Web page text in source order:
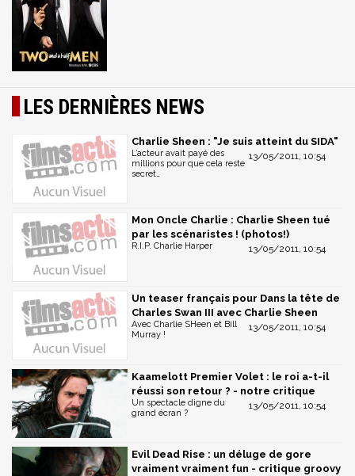
LES DERNIÈRES NEWS
Charlie Sheen : "Je suis atteint du SIDA"
13/05/2011, 10:54
L’acteur avait payé des
millions pour que cela reste
secret…
Mon Oncle Charlie : Charlie Sheen tué
par les scénaristes ! (photos!)
13/05/2011, 10:54
R.I.P. Charlie Harper
Un teaser français pour Dans la tête de
Charles Swan III avec Charlie Sheen
13/05/2011, 10:54
Avec Charlie SHeen et Bill
Murray !
Kaamelott Premier Volet : le roi a-t-il
réussi son retour ? - notre critique
13/05/2011, 10:54
Un spectacle digne du
grand écran ?
Evil Dead Rise : un déluge de gore
vraiment vraiment fun - critique groovy